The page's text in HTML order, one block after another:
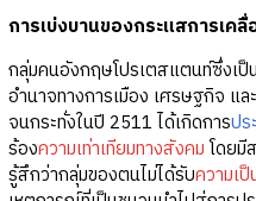
การเบ่งบานของกระแสการเค
กลุ่มคนอังกฤษโปรเตสแตนท์ซึ่งเ
อำนาจทางการเมือง เศรษฐกิจ แ
จนกระทั่งในปี 2511 ได้เกิดการปร
ร้องความเท่าเทียมทางสังคมโดยมี
รู้สึกว่ากลุ่มของตนไม่ได้รับความเ